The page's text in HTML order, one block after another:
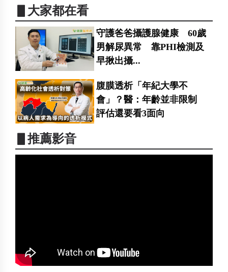
▋大家都在看
守護爸爸攝護腺健康 60歲
男解尿異常 靠PHI檢測及
早揪出攝...
腹膜透析「年紀大學不
會」？醫：年齡並非限制
評估還要看3面向
▋推薦影音